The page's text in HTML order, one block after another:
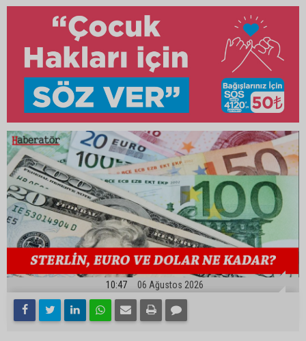
10:47 06 Ağustos 2026